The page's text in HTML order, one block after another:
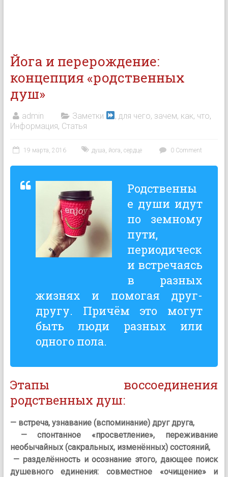
Йога и перерождение:
концепция «родственных
душ»
admin Заметки , для чего, зачем, как, что,
Информация, Статья
19 марта, 2016 душа йога сердце 0 Comment
Родственны
е души идут
по земному
пути,
периодическ
и встречаясь
в разных
жизнях и помогая друг-
другу. Причём это могут
быть люди разных или
одного пола.
Этапы воссоединения
родственных душ:
— встреча, узнавание (вспоминание) друг друга,
— спонтанное «просветление», переживание
необычайных (сакральных, изменённых) состояний,
— разделённость и осознание этого, дающее поиск
душевного единения: совместное «очищение» и